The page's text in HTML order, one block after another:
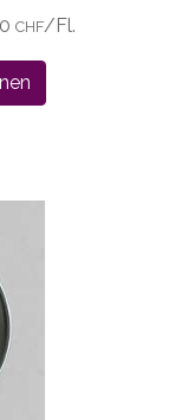
CHF/Fl.